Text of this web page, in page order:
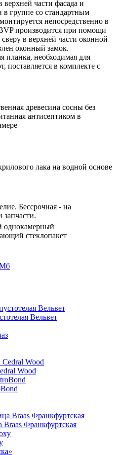
верхней части фасада и
в группе со стандартным
непосредственно в
производится при помощи
в верхней части оконной
оконный замок.
планка, необходимая для
поставляется в комплекте с
древесина сосны без
антисептиком в
лака на водной основе
Бессрочная - на
запчасти.
однокамерный
стеклопакет
Вельвет
Wood
Braas Франкфуртская